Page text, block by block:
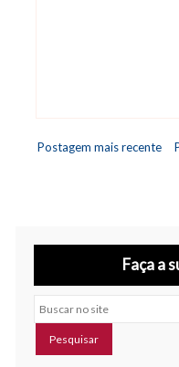
Postagem mais recente
Faça a
Buscar no site